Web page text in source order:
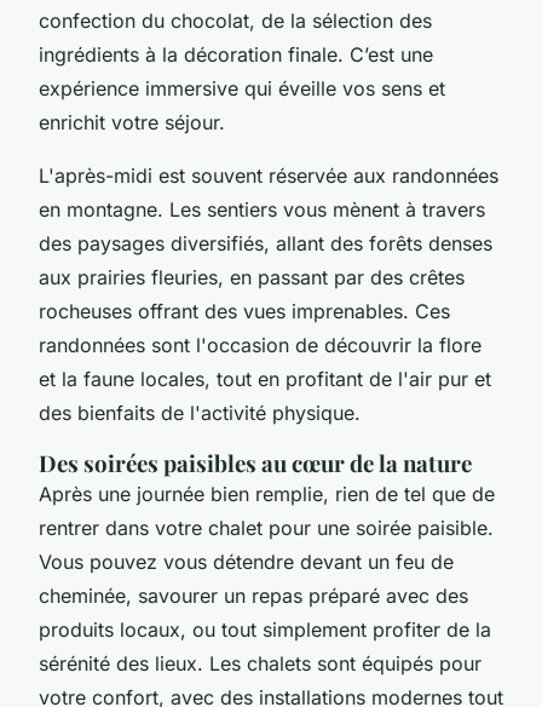
confection du chocolat, de la sélection des
ingrédients à la décoration finale. C’est une
expérience immersive qui éveille vos sens et
enrichit votre séjour.
L'après-midi est souvent réservée aux randonnées
en montagne. Les sentiers vous mènent à travers
des paysages diversifiés, allant des forêts denses
aux prairies fleuries, en passant par des crêtes
rocheuses offrant des vues imprenables. Ces
randonnées sont l'occasion de découvrir la flore
et la faune locales, tout en profitant de l'air pur et
des bienfaits de l'activité physique.
Des soirées paisibles au cœur de la nature
Après une journée bien remplie, rien de tel que de
rentrer dans votre chalet pour une soirée paisible.
Vous pouvez vous détendre devant un feu de
cheminée, savourer un repas préparé avec des
produits locaux, ou tout simplement profiter de la
sérénité des lieux. Les chalets sont équipés pour
votre confort, avec des installations modernes tout